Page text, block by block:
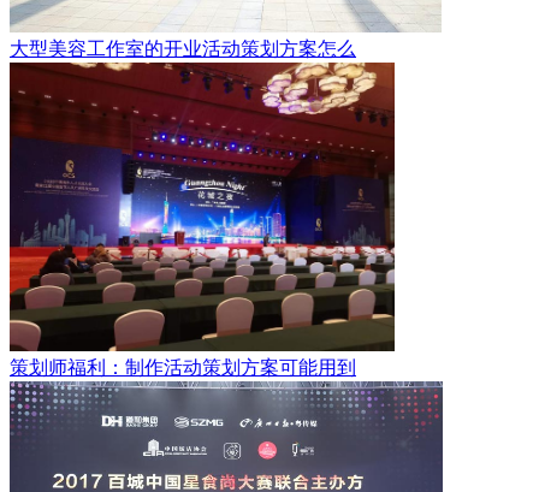
大型美容工作室的开业活动策划方案怎么
策划师福利：制作活动策划方案可能用到